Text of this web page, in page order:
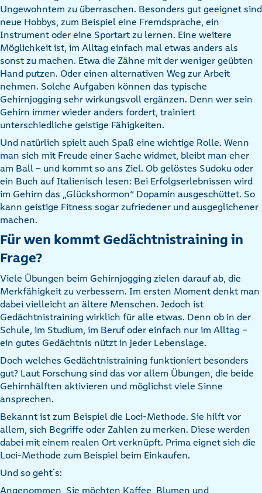
Ungewohntem zu überraschen. Besonders gut geeignet sind
neue Hobbys, zum Beispiel eine Fremdsprache, ein
Instrument oder eine Sportart zu lernen. Eine weitere
Möglichkeit ist, im Alltag einfach mal etwas anders als
sonst zu machen. Etwa die Zähne mit der weniger geübten
Hand putzen. Oder einen alternativen Weg zur Arbeit
nehmen. Solche Aufgaben können das typische
Gehirnjogging sehr wirkungsvoll ergänzen. Denn wer sein
Gehirn immer wieder anders fordert, trainiert
unterschiedliche geistige Fähigkeiten.
Und natürlich spielt auch Spaß eine wichtige Rolle. Wenn
man sich mit Freude einer Sache widmet, bleibt man eher
am Ball – und kommt so ans Ziel. Ob gelöstes Sudoku oder
ein Buch auf Italienisch lesen: Bei Erfolgserlebnissen wird
im Gehirn das „Glückshormon“ Dopamin ausgeschüttet. So
kann geistige Fitness sogar zufriedener und ausgeglichener
machen.
Für wen kommt Gedächtnistraining in
Frage?
Viele Übungen beim Gehirnjogging zielen darauf ab, die
Merkfähigkeit zu verbessern. Im ersten Moment denkt man
dabei vielleicht an ältere Menschen. Jedoch ist
Gedächtnistraining wirklich für alle etwas. Denn ob in der
Schule, im Studium, im Beruf oder einfach nur im Alltag –
ein gutes Gedächtnis nützt in jeder Lebenslage.
Doch welches Gedächtnistraining funktioniert besonders
gut? Laut Forschung sind das vor allem Übungen, die beide
Gehirnhälften aktivieren und möglichst viele Sinne
ansprechen.
Bekannt ist zum Beispiel die Loci-Methode. Sie hilft vor
allem, sich Begriffe oder Zahlen zu merken. Diese werden
dabei mit einem realen Ort verknüpft. Prima eignet sich die
Loci-Methode zum Beispiel beim Einkaufen.
Und so geht`s:
Angenommen, Sie möchten Kaffee, Blumen und